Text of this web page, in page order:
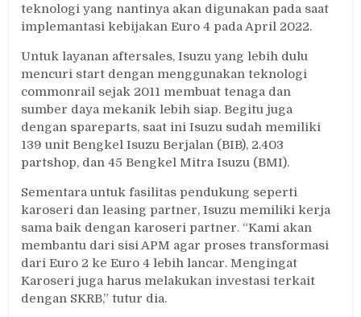
teknologi yang nantinya akan digunakan pada saat
implemantasi kebijakan Euro 4 pada April 2022.
Untuk layanan aftersales, Isuzu yang lebih dulu
mencuri start dengan menggunakan teknologi
commonrail sejak 2011 membuat tenaga dan
sumber daya mekanik lebih siap. Begitu juga
dengan spareparts, saat ini Isuzu sudah memiliki
139 unit Bengkel Isuzu Berjalan (BIB), 2.403
partshop, dan 45 Bengkel Mitra Isuzu (BMI).
Sementara untuk fasilitas pendukung seperti
karoseri dan leasing partner, Isuzu memiliki kerja
sama baik dengan karoseri partner. “Kami akan
membantu dari sisi APM agar proses transformasi
dari Euro 2 ke Euro 4 lebih lancar. Mengingat
Karoseri juga harus melakukan investasi terkait
dengan SKRB,” tutur dia.